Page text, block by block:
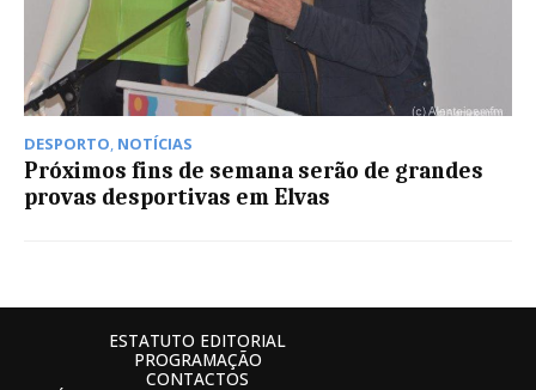
DESPORTO, NOTÍCIAS
Próximos fins de semana serão de grandes
provas desportivas em Elvas
ESTATUTO EDITORIAL
PROGRAMAÇÃO
CONTACTOS